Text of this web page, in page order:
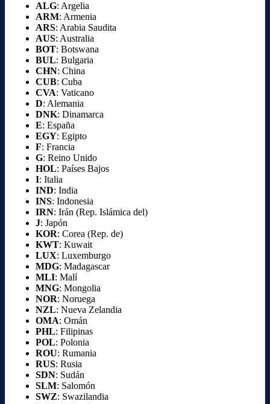
ALG: Argelia
ARM: Armenia
ARS: Arabia Saudita
AUS: Australia
BOT: Botswana
BUL: Bulgaria
CHN: China
CUB: Cuba
CVA: Vaticano
D: Alemania
DNK: Dinamarca
E: España
EGY: Egipto
F: Francia
G: Reino Unido
HOL: Países Bajos
I: Italia
IND: India
INS: Indonesia
IRN: Irán (Rep. Islámica del)
J: Japón
KOR: Corea (Rep. de)
KWT: Kuwait
LUX: Luxemburgo
MDG: Madagascar
MLI: Malí
MNG: Mongolia
NOR: Noruega
NZL: Nueva Zelandia
OMA: Omán
PHL: Filipinas
POL: Polonia
ROU: Rumania
RUS: Rusia
SDN: Sudán
SLM: Salomón
SWZ: Swazilandia